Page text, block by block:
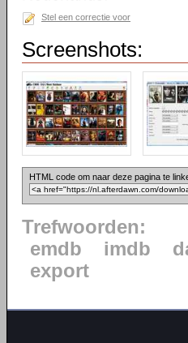
Stel een correctie voor
Screenshots:
HTML code om naar deze pagina te
Trefwoorden:
emdb
imdb
export